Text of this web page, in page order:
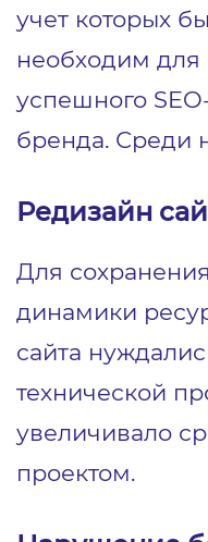
учет которых
необходим для
успешного
бренда. Среди
Редизайн
Для
динамики
сайта
технической
увеличивало
проектом.